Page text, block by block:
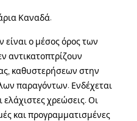
Καναδά.
είναι ο μέσος όρος των
αντικατοπτρίζουν
καθυστερήσεων στην
παραγόντων. Ενδέχεται
ελάχιστες χρεώσεις. Οι
και προγραμματισμένες